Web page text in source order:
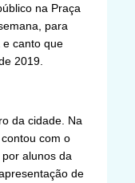
na Praça
para
e canto que
2019.
da cidade. Na
com o
alunos da
de